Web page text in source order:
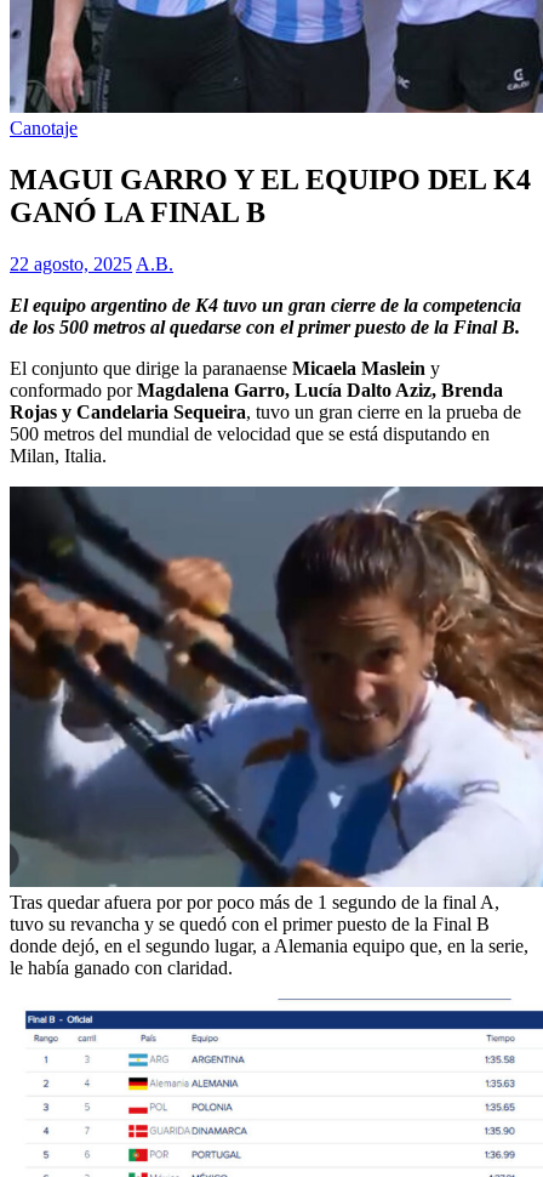
Canotaje
MAGUI GARRO Y EL EQUIPO DEL K4
GANÓ LA FINAL B
22 agosto, 2025 A.B.
El equipo argentino de K4 tuvo un gran cierre de la competencia
de los 500 metros al quedarse con el primer puesto de la Final B.
El conjunto que dirige la paranaense Micaela Maslein y
conformado porMagdalena Garro, Lucía Dalto Aziz, Brenda
Rojas y Candelaria Sequeira, tuvo un gran cierre en la prueba de
500 metros del mundial de velocidad que se está disputando en
Milan, Italia.
Tras quedar afuera por por poco más de 1 segundo de la final A,
tuvo su revancha y se quedó con el primer puesto de la Final B
donde dejó, en el segundo lugar, a Alemania equipo que, en la serie,
le había ganado con claridad.